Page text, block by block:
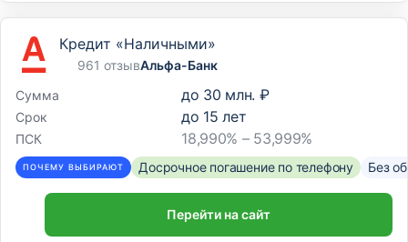
Кредит «Наличными»
961 отзывАльфа-Банк
Сумма
до 30 млн. ₽
Срок до 15 лет
ПСК 18,990% – 53,999%
ПОЧЕМУ ВЫБИРАЮТ Досрочное погашение по телефону Без
Перейти на сайт